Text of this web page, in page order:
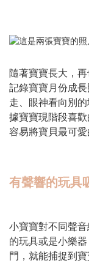
隨著寶寶長大，
記錄寶寶月份成
走、眼神看向別
據寶寶現階段喜
容易將寶貝最可愛
有聲響的玩具
小寶寶對不同聲
的玩具或是小樂
門，就能捕捉到寶